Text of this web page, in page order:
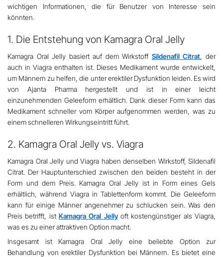
wichtigen Informationen, die für Benutzer von Interesse sein
könnten.
1. Die Entstehung von Kamagra Oral Jelly
Kamagra Oral Jelly basiert auf dem Wirkstoff Sildenafil Citrat , der
auch in Viagra enthalten ist. Dieses Medikament wurde entwickelt,
um Männern zu helfen, die unter erektiler Dysfunktion leiden. Es wird
von Ajanta Pharma hergestellt und ist in einer leicht
einzunehmenden Geleeform erhältlich. Dank dieser Form kann das
Medikament schneller vom Körper aufgenommen werden, was zu
einem schnelleren Wirkungseintritt führt.
2. Kamagra Oral Jelly vs. Viagra
Kamagra Oral Jelly und Viagra haben denselben Wirkstoff, Sildenafil
Citrat. Der Hauptunterschied zwischen den beiden besteht in der
Form und dem Preis. Kamagra Oral Jelly ist in Form eines Gels
erhältlich, während Viagra in Tablettenform kommt. Die Geleeform
kann für einige Männer angenehmer zu schlucken sein. Was den
Preis betrifft, ist Kamagra Oral Jellyoft kostengünstiger als Viagra,
was es zu einer attraktiven Option macht.
Insgesamt ist Kamagra Oral Jelly eine beliebte Option zur
Behandlung von erektiler Dysfunktion bei Männern. Es bietet eine